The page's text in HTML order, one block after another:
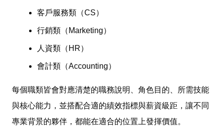
客戶服務類（CS）
行銷類（Marketing）
人資類（HR）
會計類（Accounting）
每個職類皆會對應清楚的職務說明、角色目的、所需技能
與核心能力，並搭配合適的績效指標與薪資級距，讓不同
專業背景的夥伴，都能在適合的位置上發揮價值。